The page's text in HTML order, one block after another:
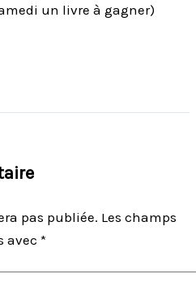
un livre à gagner)
pas publiée. Les champs
avec *